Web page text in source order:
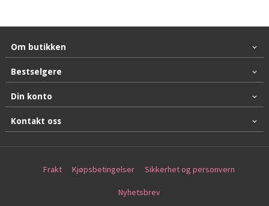
Om butikken
Bestselgere
Din konto
Kontakt oss
Frakt Kjøpsbetingelser Sikkerhet og personvern
Nyhetsbrev